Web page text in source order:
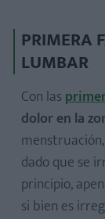
PRIMERA
LUMBAR
Con las
dolor en la
dado que se
principio,
si bien es